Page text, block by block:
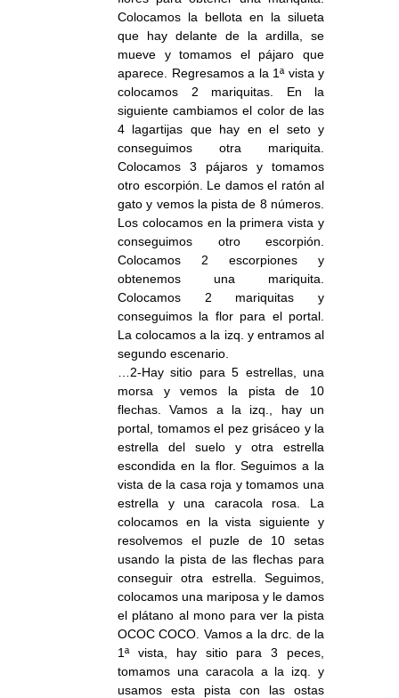
Colocamos la bellota en la silueta
que hay delante de la ardilla, se
mueve y tomamos el pájaro que
aparece. Regresamos a la 1ª vista y
colocamos 2 mariquitas. En la
siguiente cambiamos el color de las
4 lagartijas que hay en el seto y
conseguimos otra mariquita.
Colocamos 3 pájaros y tomamos
otro escorpión. Le damos el ratón al
gato y vemos la pista de 8 números.
Los colocamos en la primera vista y
conseguimos otro escorpión.
Colocamos 2 escorpiones y
obtenemos una mariquita.
Colocamos 2 mariquitas y
conseguimos la flor para el portal.
La colocamos a la izq. y entramos al
segundo escenario.
…2-Hay sitio para 5 estrellas, una
morsa y vemos la pista de 10
flechas. Vamos a la izq., hay un
portal, tomamos el pez grisáceo y la
estrella del suelo y otra estrella
escondida en la flor. Seguimos a la
vista de la casa roja y tomamos una
estrella y una caracola rosa. La
colocamos en la vista siguiente y
resolvemos el puzle de 10 setas
usando la pista de las flechas para
conseguir otra estrella. Seguimos,
colocamos una mariposa y le damos
el plátano al mono para ver la pista
OCOC COCO. Vamos a la drc. de la
1ª vista, hay sitio para 3 peces,
tomamos una caracola a la izq. y
usamos esta pista con las ostas